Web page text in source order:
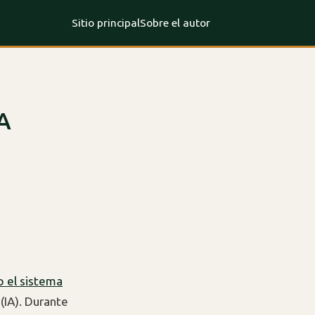
Sitio principalSobre el autor
el sistema
Durante